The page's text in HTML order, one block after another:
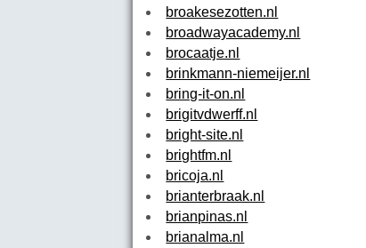
broakesezotten.nl
broadwayacademy.nl
brocaatje.nl
brinkmann-niemeijer.nl
bring-it-on.nl
brigitvdwerff.nl
bright-site.nl
brightfm.nl
bricoja.nl
brianterbraak.nl
brianpinas.nl
brianalma.nl